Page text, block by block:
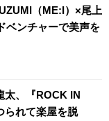
（ME:I）×尾上
ベンチャーで美声を
太、『ROCK IN
られて楽屋を脱